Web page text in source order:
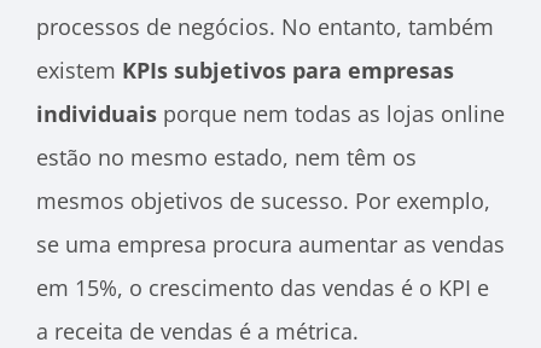
processos de negócios. No entanto, também
existem KPIs subjetivos para empresas
individuais porque nem todas as lojas online
estão no mesmo estado, nem têm os
mesmos objetivos de sucesso. Por exemplo,
se uma empresa procura aumentar as vendas
em 15%, o crescimento das vendas é o KPI e
a receita de vendas é a métrica.